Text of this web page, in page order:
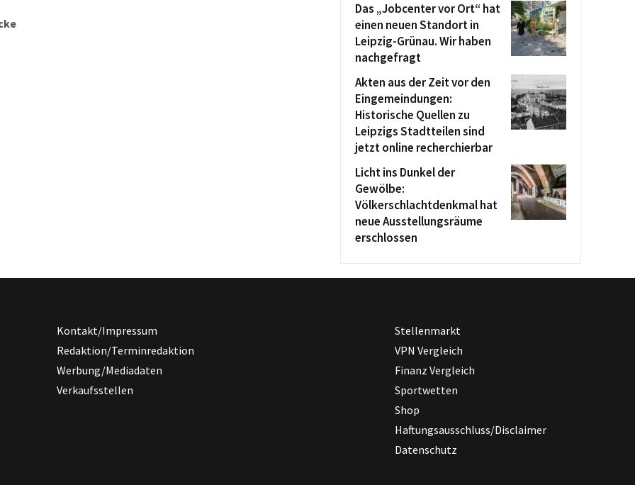
Das „Jobcenter vor Ort“ hat
einen neuen Standort in
Leipzig-Grünau. Wir haben
nachgefragt
Akten aus der Zeit vor den
Eingemeindungen:
Historische Quellen zu
Leipzigs Stadtteilen sind
jetzt online recherchierbar
Licht ins Dunkel der
Gewölbe:
Völkerschlachtdenkmal hat
neue Ausstellungsräume
erschlossen
Kontakt/Impressum
Redaktion/Terminredaktion
Werbung/Mediadaten
Verkaufsstellen
Stellenmarkt
VPN Vergleich
Finanz Vergleich
Sportwetten
Shop
Haftungsausschluss/Disclaimer
Datenschutz